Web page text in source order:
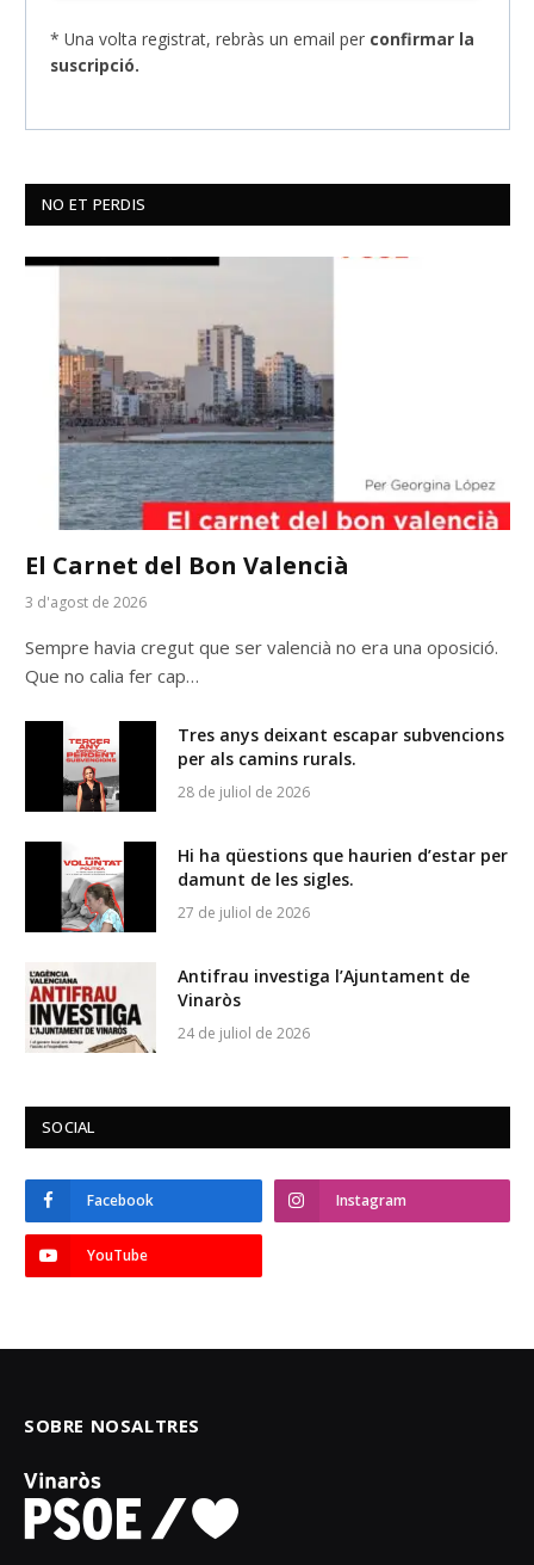
* Una volta registrat, rebràs un email per confirmar la
suscripció.
NO ET PERDIS
El Carnet del Bon Valencià
3 d'agost de 2026
Sempre havia cregut que ser valencià no era una oposició.
Que no calia fer cap…
Tres anys deixant escapar subvencions
per als camins rurals.
28 de juliol de 2026
Hi ha qüestions que haurien d’estar per
damunt de les sigles.
27 de juliol de 2026
Antifrau investiga l’Ajuntament de
Vinaròs
24 de juliol de 2026
SOCIAL
Facebook Instagram
YouTube
SOBRE NOSALTRES